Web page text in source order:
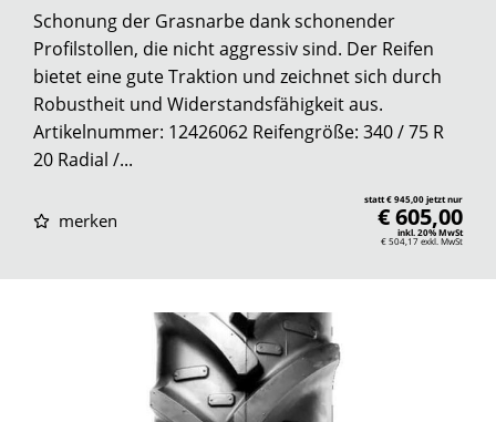
Schonung der Grasnarbe dank schonender
Profilstollen, die nicht aggressiv sind. Der Reifen
bietet eine gute Traktion und zeichnet sich durch
Robustheit und Widerstandsfähigkeit aus.
Artikelnummer: 12426062 Reifengröße: 340 / 75 R
20 Radial /...
merken
statt € 945,00 jetzt nur
€ 605,00
inkl. 20% MwSt
€ 504,17exkl. MwSt